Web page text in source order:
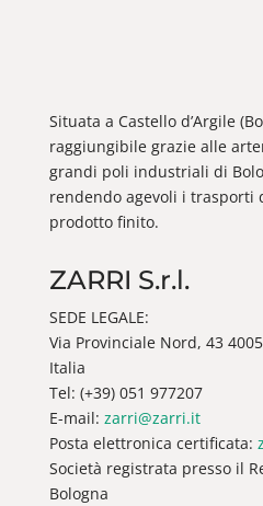
Situata a Castello d’Argile
raggiungibile grazie alle
grandi poli industriali di
rendendo agevoli i trasporti
prodotto finito.
ZARRI S.r.l.
SEDE LEGALE:
Via Provinciale Nord, 43
Italia
Tel: (+39) 051 977207
E-mail: zarri@zarri.it
Posta elettronica certificata:
Società registrata presso il
Bologna